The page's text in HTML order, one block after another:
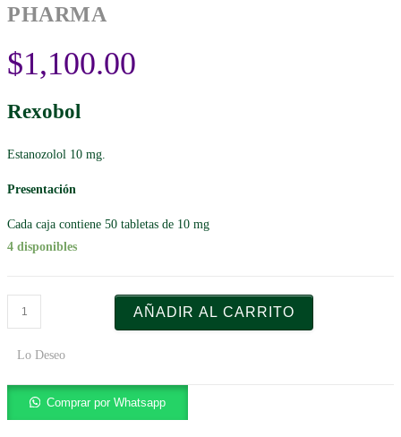
PHARMA
$1,100.00
Rexobol
Estanozolol 10 mg.
Presentación
Cada caja contiene 50 tabletas de 10 mg
4 disponibles
AÑADIR AL CARRITO
Lo Deseo
Comprar por Whatsapp